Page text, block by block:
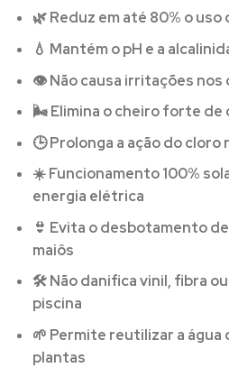
🌿Reduz em até 80% o uso
💧 Mantém o pH e a
👁️Não causa irritações nos
🌬️Elimina o cheiro forte de
🕒Prolonga a ação do cloro
☀️Funcionamento 100%
energia elétrica
👙 Evita o desbotamento
maiôs
🛠️Não danifica vinil, fibra
piscina
🌱 Permite reutilizar a água
plantas